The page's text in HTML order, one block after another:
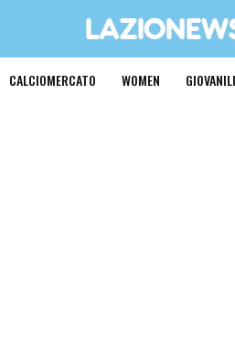
CALCIOMERCATO WOMEN GIOVANILI